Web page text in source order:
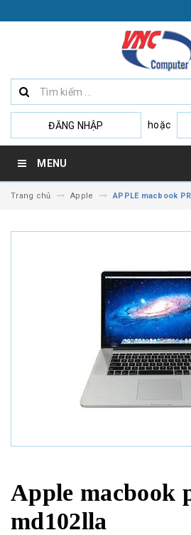
ĐĂNG NHẬP hoặc
MENU
Trang chủ Apple APPLE macbook
Apple macbook
md102lla